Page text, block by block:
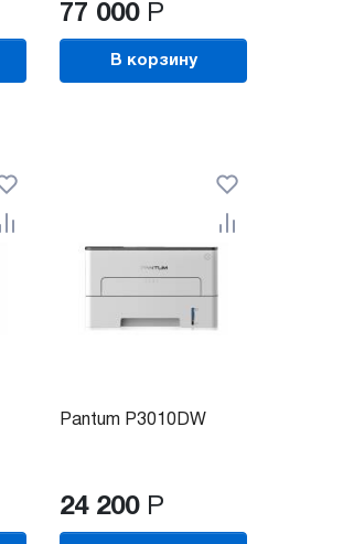
77 000 Р
В корзину
Pantum P3010DW
24 200 Р